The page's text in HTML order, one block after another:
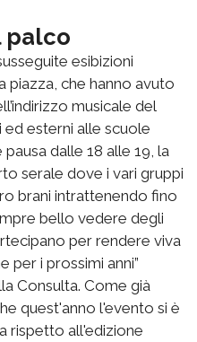
palco
esibizioni
piazza, che hanno avuto
musicale del
esterni alle scuole
dalle 18 alle 19, la
serale dove i vari gruppi
brani intrattenendo fino
bello vedere degli
per rendere viva
per i prossimi anni”
Consulta. Come già
quest'anno l'evento si è
rispetto all'edizione